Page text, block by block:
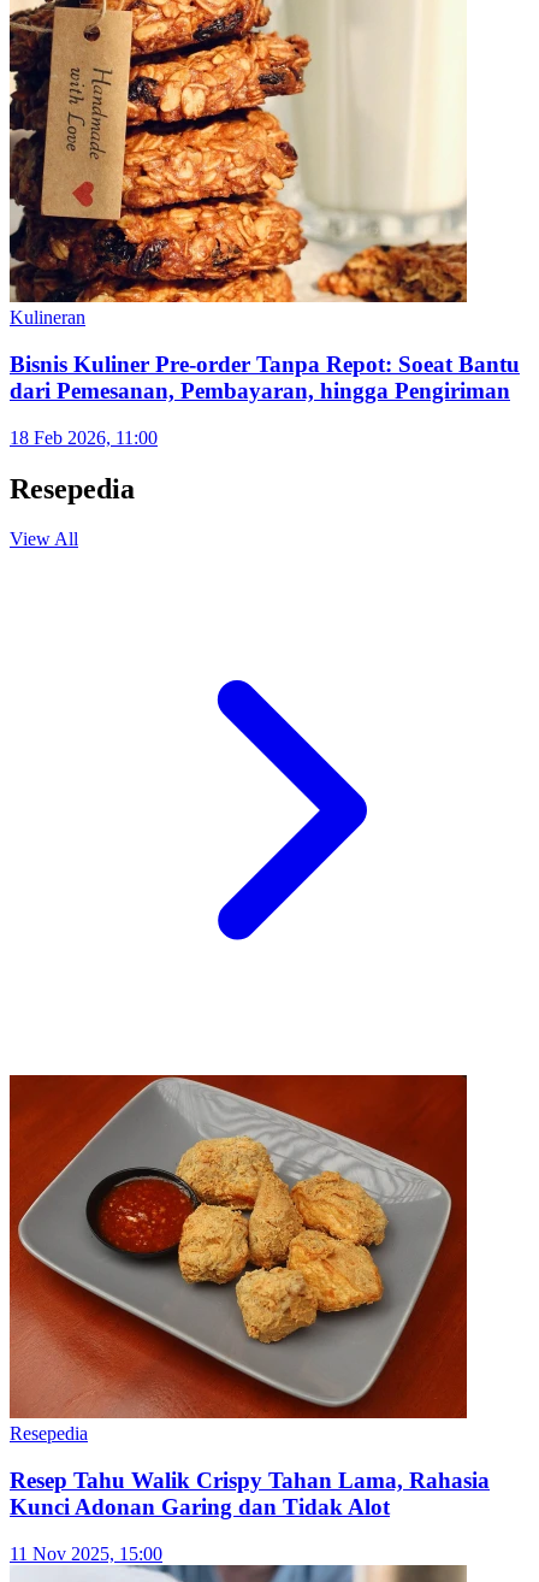
Kulineran
Batagor Riasari Bandung Cocok untuk Pemburu
Rasa Tulen
1 Apr 2026, 12:31
Mau Bisnis Kuliner Sistem Pre-order? Waspadai 6
Bisnis Kuliner Pre-order Tanpa Repot: Soeat Bantu
dari Pemesanan, Pembayaran, hingga Pengiriman
18 Feb 2026, 11:00
Resepedia
View All